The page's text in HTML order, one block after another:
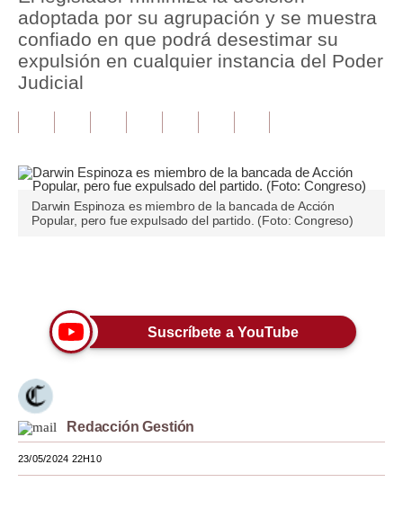
Política
Tu Dinero
Finanzas Personales
Opinión
Tendencias
Lujo
Viajes
adoptada por su agrupación y se muestra
confiado en que podrá desestimar su
expulsión en cualquier instancia del Poder
Judicial
Darwin Espinoza es miembro de la bancada de Acción
Popular, pero fue expulsado del partido. (Foto: Congreso)
Suscríbete a YouTube
Redacción Gestión
23/05/2024 22H10